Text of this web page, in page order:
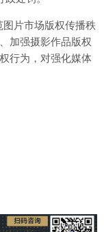
图片市场版权传播秩
加强摄影作品版权
行为，对强化媒体